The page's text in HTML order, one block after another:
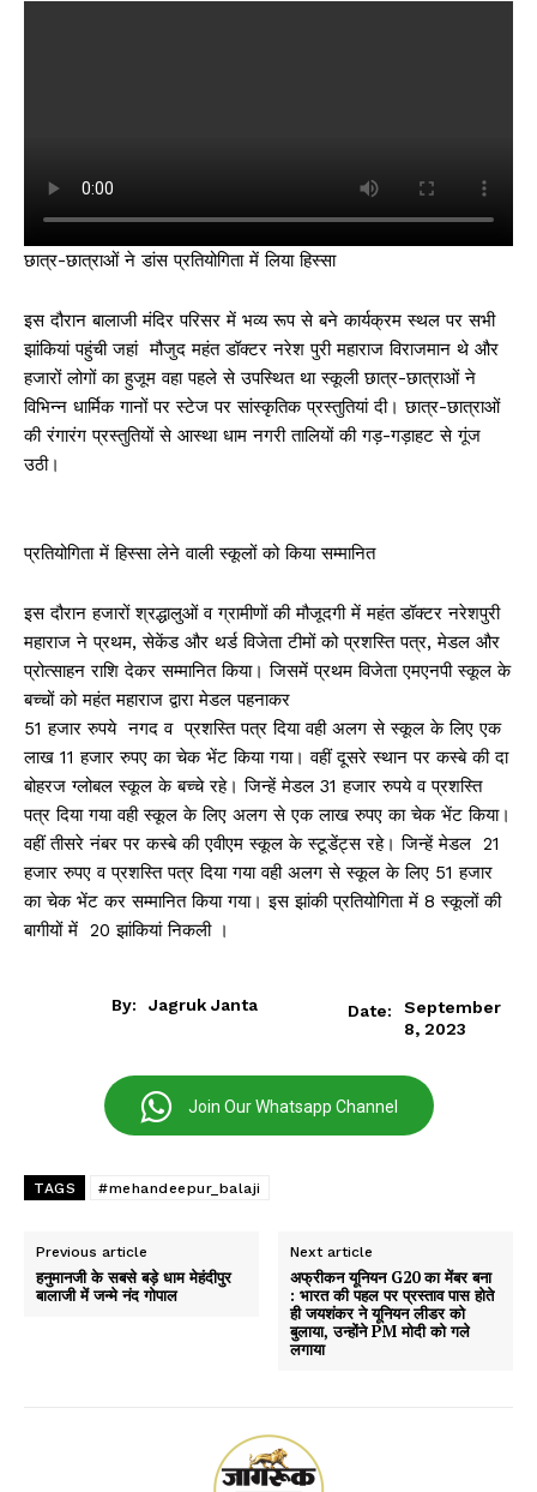
छात्र-छात्राओं ने डांस प्रतियोगिता में लिया हिस्सा
इस दौरान बालाजी मंदिर परिसर में भव्य रूप से बने कार्यक्रम स्थल पर सभी
झांकियां पहुंची जहां मौजुद महंत डॉक्टर नरेश पुरी महाराज विराजमान थे और
हजारों लोगों का हुजूम वहा पहले से उपस्थित था स्कूली छात्र-छात्राओं ने
विभिन्न धार्मिक गानों पर स्टेज पर सांस्कृतिक प्रस्तुतियां दी। छात्र-छात्राओं
की रंगारंग प्रस्तुतियों से आस्था धाम नगरी तालियों की गड़-गड़ाहट से गूंज
उठी।
प्रतियोगिता में हिस्सा लेने वाली स्कूलों को किया सम्मानित
इस दौरान हजारों श्रद्धालुओं व ग्रामीणों की मौजूदगी में महंत डॉक्टर नरेशपुरी
महाराज ने प्रथम, सेकेंड और थर्ड विजेता टीमों को प्रशस्ति पत्र, मेडल और
प्रोत्साहन राशि देकर सम्मानित किया। जिसमें प्रथम विजेता एमएनपी स्कूल के
बच्चों को महंत महाराज द्वारा मेडल पहनाकर
51 हजार रुपये नगद व प्रशस्ति पत्र दिया वही अलग से स्कूल के लिए एक
लाख 11 हजार रुपए का चेक भेंट किया गया। वहीं दूसरे स्थान पर कस्बे की दा
बोहरज ग्लोबल स्कूल के बच्चे रहे। जिन्हें मेडल 31 हजार रुपये व प्रशस्ति
पत्र दिया गया वही स्कूल के लिए अलग से एक लाख रुपए का चेक भेंट किया।
वहीं तीसरे नंबर पर कस्बे की एवीएम स्कूल के स्टूडेंट्स रहे। जिन्हें मेडल 21
हजार रुपए व प्रशस्ति पत्र दिया गया वही अलग से स्कूल के लिए 51 हजार
का चेक भेंट कर सम्मानित किया गया।​​​​​​ इस झांकी प्रतियोगिता में 8 स्कूलों की
बागीयों में 20 झांकियां निकली ।
By: Jagruk Janta Date:
September
8, 2023
Join Our Whatsapp Channel
TAGS #mehandeepur_balaji
Previous article
हनुमानजी के सबसे बड़े धाम मेहंदीपुर
बालाजी में जन्मे नंद गोपाल
Next article
अफ्रीकन यूनियन G20 का मेंबर बना
: भारत की पहल पर प्रस्ताव पास होते
ही जयशंकर ने यूनियन लीडर को
बुलाया, उन्होंने PM मोदी को गले
लगाया